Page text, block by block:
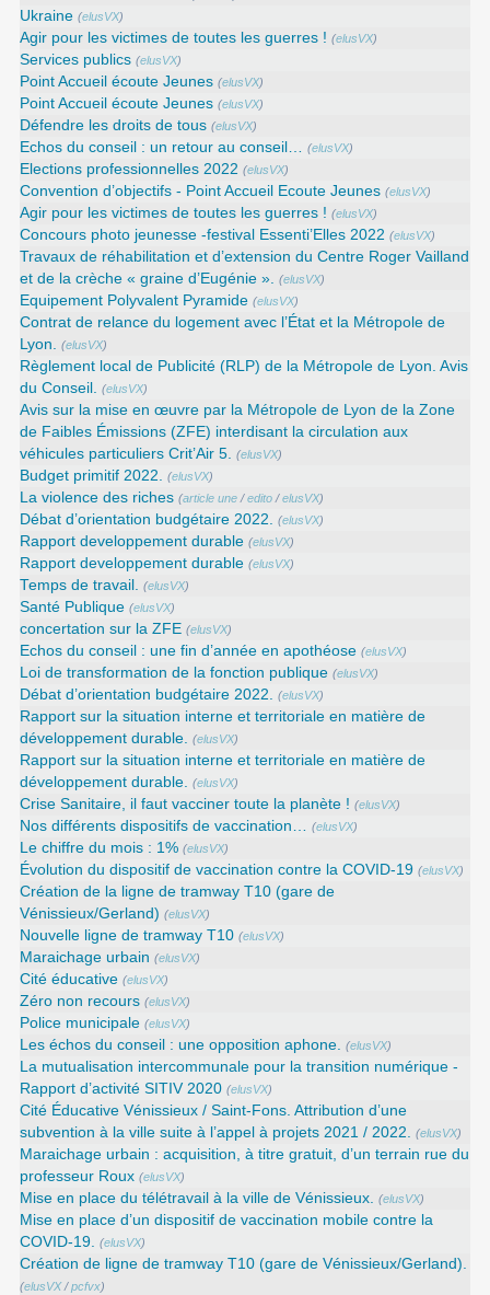
Ukraine (elusVX)
Agir pour les victimes de toutes les guerres ! (elusVX)
Services publics (elusVX)
Point Accueil écoute Jeunes (elusVX)
Point Accueil écoute Jeunes (elusVX)
Défendre les droits de tous (elusVX)
Echos du conseil : un retour au conseil… (elusVX)
Elections professionnelles 2022 (elusVX)
Convention d’objectifs - Point Accueil Ecoute Jeunes (elusVX)
Agir pour les victimes de toutes les guerres ! (elusVX)
Concours photo jeunesse -festival Essenti’Elles 2022 (elusVX)
Travaux de réhabilitation et d’extension du Centre Roger Vailland
et de la crèche « graine d’Eugénie ». (elusVX)
Equipement Polyvalent Pyramide (elusVX)
Contrat de relance du logement avec l’État et la Métropole de
Lyon. (elusVX)
Règlement local de Publicité (RLP) de la Métropole de Lyon. Avis
du Conseil. (elusVX)
Avis sur la mise en œuvre par la Métropole de Lyon de la Zone
de Faibles Émissions (ZFE) interdisant la circulation aux
véhicules particuliers Crit’Air 5. (elusVX)
Budget primitif 2022. (elusVX)
La violence des riches (article une /edito /elusVX)
Débat d’orientation budgétaire 2022. (elusVX)
Rapport developpement durable (elusVX)
Rapport developpement durable (elusVX)
Temps de travail. (elusVX)
Santé Publique (elusVX)
concertation sur la ZFE (elusVX)
Echos du conseil : une fin d’année en apothéose (elusVX)
Loi de transformation de la fonction publique (elusVX)
Débat d’orientation budgétaire 2022. (elusVX)
Rapport sur la situation interne et territoriale en matière de
développement durable. (elusVX)
Rapport sur la situation interne et territoriale en matière de
développement durable. (elusVX)
Crise Sanitaire, il faut vacciner toute la planète ! (elusVX)
Nos différents dispositifs de vaccination… (elusVX)
Le chiffre du mois : 1% (elusVX)
Évolution du dispositif de vaccination contre la COVID-19 (elusVX)
Création de la ligne de tramway T10 (gare de
Vénissieux/Gerland) (elusVX)
Nouvelle ligne de tramway T10 (elusVX)
Maraichage urbain (elusVX)
Cité éducative (elusVX)
Zéro non recours (elusVX)
Police municipale (elusVX)
Les échos du conseil : une opposition aphone. (elusVX)
La mutualisation intercommunale pour la transition numérique -
Rapport d’activité SITIV 2020 (elusVX)
Cité Éducative Vénissieux / Saint-Fons. Attribution d’une
subvention à la ville suite à l’appel à projets 2021 / 2022. (elusVX)
Maraichage urbain : acquisition, à titre gratuit, d’un terrain rue du
professeur Roux (elusVX)
Mise en place du télétravail à la ville de Vénissieux. (elusVX)
Mise en place d’un dispositif de vaccination mobile contre la
COVID-19. (elusVX)
Création de ligne de tramway T10 (gare de Vénissieux/Gerland).
(elusVX/pcfvx)